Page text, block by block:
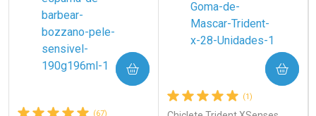
Ativar Desconto
Comprar sem Desconto
Comprar sem Desconto
(67)
COMPRAR
(1)
COMPRAR